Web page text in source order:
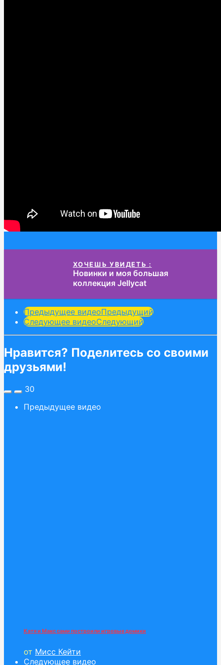
ХОЧЕШЬ УВИДЕТЬ :
Новинки и моя большая
коллекция Jellycat
Post
Pagination
Предыдущее видеоПредыдущий
Следующее видеоСледующий
Нравится? Поделитесь со своими
друзьями!
30
Предыдущее видео
Катя и Макс сами построили игровые домики
от Мисс Кейти
Следующее видео